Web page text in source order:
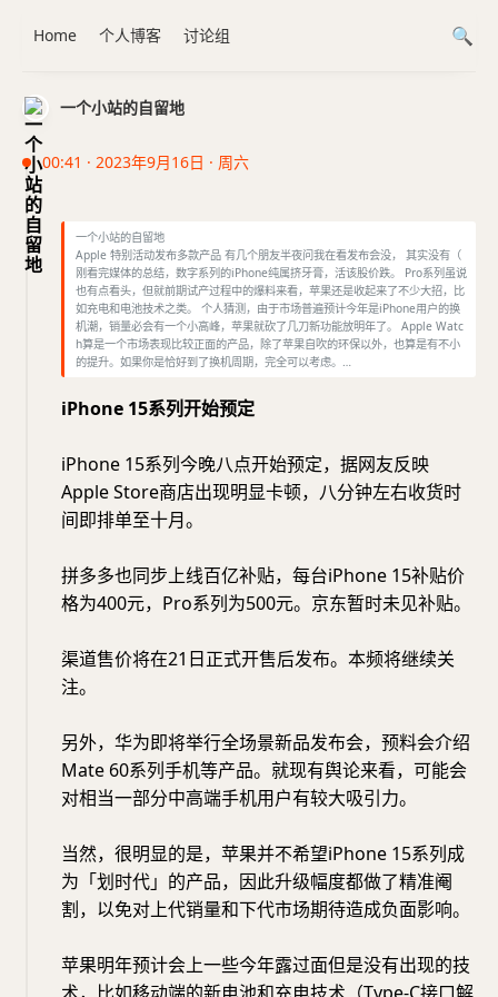
一个小站的自留地
00:41 · 2023年9月16日 · 周六
一个小站的自留地
Apple 特别活动发布多款产品 有几个朋友半夜问我在看发布会没， 其实没有（
刚看完媒体的总结，数字系列的iPhone纯属挤牙膏，活该股价跌。 Pro系列虽说
也有点看头，但就前期试产过程中的爆料来看，苹果还是收起来了不少大招，比
如充电和电池技术之类。 个人猜测，由于市场普遍预计今年是iPhone用户的换
机潮，销量必会有一个小高峰，苹果就砍了几刀新功能放明年了。 Apple Watc
h算是一个市场表现比较正面的产品，除了苹果自吹的环保以外，也算是有不小
的提升。如果你是恰好到了换机周期，完全可以考虑。…
iPhone 15系列开始预定
iPhone 15系列今晚八点开始预定，据网友反映
Apple Store商店出现明显卡顿，八分钟左右收货时
间即排单至十月。
拼多多也同步上线百亿补贴，每台iPhone 15补贴价
格为400元，Pro系列为500元。京东暂时未见补贴。
渠道售价将在21日正式开售后发布。本频将继续关
注。
另外，华为即将举行全场景新品发布会，预料会介绍
Mate 60系列手机等产品。就现有舆论来看，可能会
对相当一部分中高端手机用户有较大吸引力。
当然，很明显的是，苹果并不希望iPhone 15系列成
为「划时代」的产品，因此升级幅度都做了精准阉
割，以免对上代销量和下代市场期待造成负面影响。
苹果明年预计会上一些今年露过面但是没有出现的技
Home 个人博客 讨论组